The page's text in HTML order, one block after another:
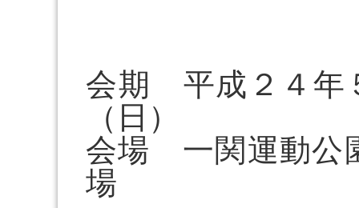
会期 平成２４年
（日）
会場 一関運動公
場